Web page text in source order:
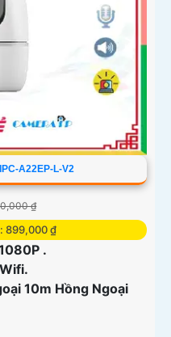
A22EP-L-V2
₫
899,000 ₫
.
10m Hồng Ngoại